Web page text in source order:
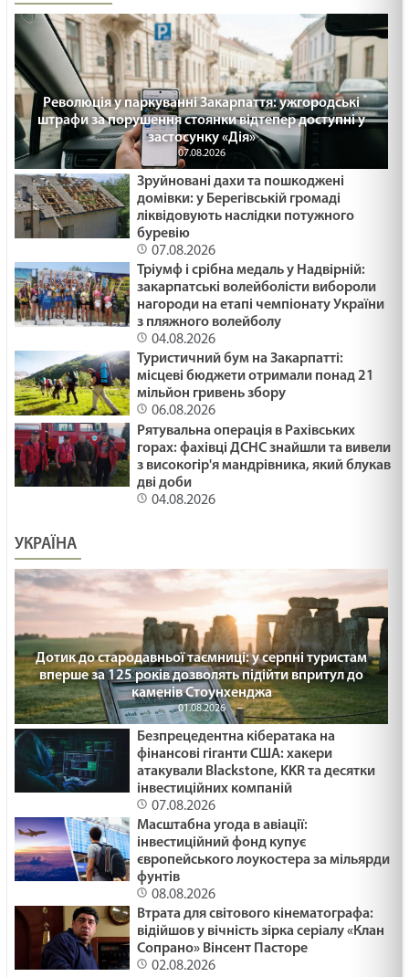
Революція у паркуванні Закарпаття: ужгородські
штрафи за порушення стоянки відтепер доступні у
застосунку «Дія»
07.08.2026
Зруйновані дахи та пошкоджені
домівки: у Берегівській громаді
ліквідовують наслідки потужного
буревію
07.08.2026
Тріумф і срібна медаль у Надвірній:
закарпатські волейболісти вибороли
нагороди на етапі чемпіонату України
з пляжного волейболу
04.08.2026
Туристичний бум на Закарпатті:
місцеві бюджети отримали понад 21
мільйон гривень збору
06.08.2026
Рятувальна операція в Рахівських
горах: фахівці ДСНС знайшли та вивели
з високогір'я мандрівника, який блукав
дві доби
04.08.2026
УКРАЇНА
Дотик до стародавньої таємниці: у серпні туристам
вперше за 125 років дозволять підійти впритул до
каменів Стоунхенджа
01.08.2026
Безпрецедентна кібератака на
фінансові гіганти США: хакери
атакували Blackstone, KKR та десятки
інвестиційних компаній
07.08.2026
Масштабна угода в авіації:
інвестиційний фонд купує
європейського лоукостера за мільярди
фунтів
08.08.2026
Втрата для світового кінематографа:
відійшов у вічність зірка серіалу «Клан
Сопрано» Вінсент Пасторе
02.08.2026